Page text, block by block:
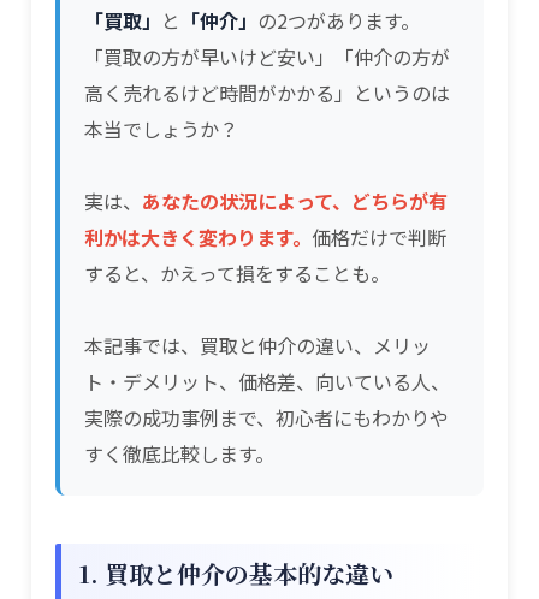
「買取」 と 「仲介」 の2つがあります。
「買取の方が早いけど安い」「仲介の方が
高く売れるけど時間がかかる」というのは
本当でしょうか？
実は、 あなたの状況によって、どちらが有
利かは大きく変わります。 価格だけで判断
すると、かえって損をすることも。
本記事では、買取と仲介の違い、メリッ
ト・デメリット、価格差、向いている人、
実際の成功事例まで、初心者にもわかりや
すく徹底比較します。
1. 買取と仲介の基本的な違い